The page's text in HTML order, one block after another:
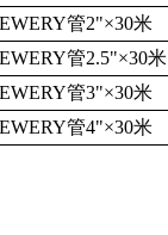
管2"×30米
管2.5"×30米
管3"×30米
管4"×30米